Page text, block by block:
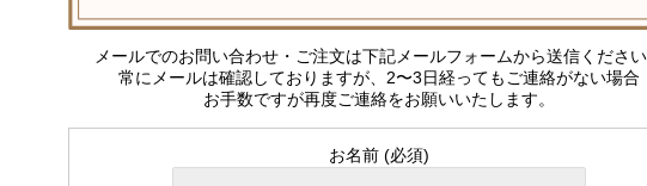
メールでのお問い合わせ・ご注文は下記メールフォームから送信ください
常にメールは確認しておりますが、2〜3日経ってもご連絡がない場合
お手数ですが再度ご連絡をお願いいたします。
お名前 (必須)